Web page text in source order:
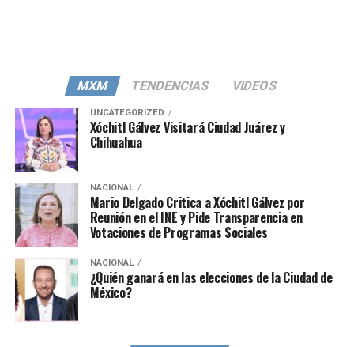
A pesar de que ambas artistas suelen mantener su vida
privada alejada de las redes sociales, las muestras de
afecto entre ellas, principalmente a través de historias,
han sido motivo de especulación y emoción para sus
seguidores.
Por el momento, el origen de su supuesto romance y los
detalles sobre cómo se conocieron permanecen en el
misterio, dejando a los fans ansiosos por alguna
confirmación oficial por parte de las protagonistas.
Mientras tanto, queda esperar para conocer más sobre
esta posible historia de amor en el mundo de la
farándula mexicana.
MXM TENDENCIAS VIDEOS
UNCATEGORIZED
Xóchitl Gálvez Visitará Ciudad Juárez y
Chihuahua
NACIONAL
Mario Delgado Critica a Xóchitl Gálvez por
Reunión en el INE y Pide Transparencia en
Votaciones de Programas Sociales
NACIONAL
¿Quién ganará en las elecciones de la Ciudad de
México?